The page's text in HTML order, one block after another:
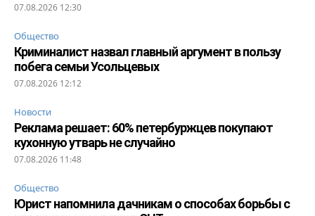
07.08.2026 12:30
Общество
Криминалист назвал главный аргумент в пользу
побега семьи Усольцевых
07.08.2026 12:12
Новости
Реклама решает: 60% петербуржцев покупают
кухонную утварь не случайно
07.08.2026 11:48
Общество
Юрист напомнила дачникам о способах борьбы с